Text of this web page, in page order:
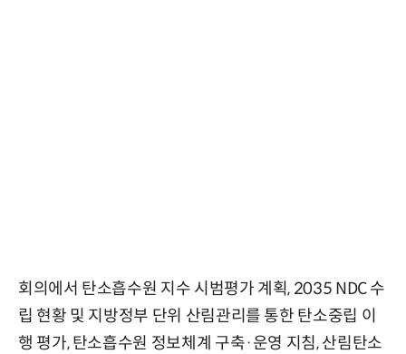
회의에서 탄소흡수원 지수 시범평가 계획, 2035 NDC 수
립 현황 및 지방정부 단위 산림관리를 통한 탄소중립 이
행 평가, 탄소흡수원 정보체계 구축·운영 지침, 산림탄소